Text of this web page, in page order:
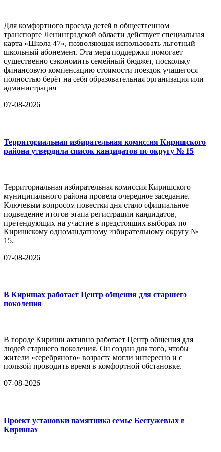
Для комфортного проезда детей в общественном
транспорте Ленинградской области действует специальная
карта «Школа 47», позволяющая использовать льготный
школьный абонемент. Эта мера поддержки помогает
существенно сэкономить семейный бюджет, поскольку
финансовую компенсацию стоимости поездок учащегося
полностью берёт на себя образовательная организация или
администрация...
07-08-2026
Территориальная избирательная комиссия Киришского
района утвердила список кандидатов по округу № 15
Территориальная избирательная комиссия Киришского
муниципального района провела очередное заседание.
Ключевым вопросом повестки дня стало официальное
подведение итогов этапа регистрации кандидатов,
претендующих на участие в предстоящих выборах по
Киришскому одномандатному избирательному округу №
15.
07-08-2026
В Киришах работает Центр общения для старшего
поколения
В городе Кириши активно работает Центр общения для
людей старшего поколения. Он создан для того, чтобы
жители «серебряного» возраста могли интересно и с
пользой проводить время в комфортной обстановке.
07-08-2026
Проект установки памятника семье Бестужевых в
Киришах